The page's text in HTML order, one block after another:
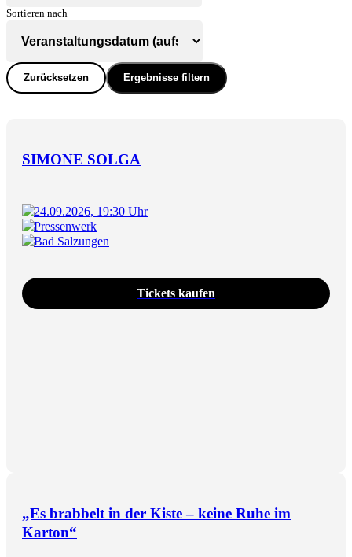
Sortieren nach
Zurücksetzen Ergebnisse filtern
SIMONE SOLGA
24.09.2026, 19:30 Uhr
Pressenwerk
Bad Salzungen
Tickets kaufen
„Es brabbelt in der Kiste – keine Ruhe im
Karton“